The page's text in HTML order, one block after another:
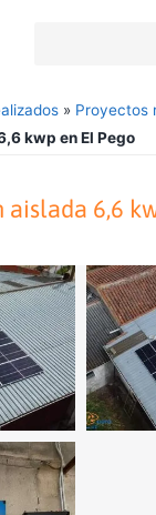
» Proyectos
kwp en El Pego
6,6